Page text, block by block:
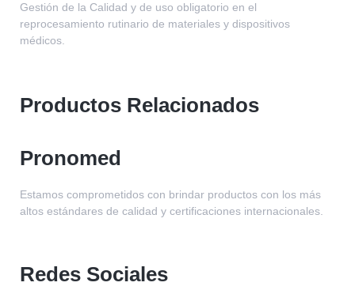
Gestión de la Calidad y de uso obligatorio en el
reprocesamiento rutinario de materiales y dispositivos
médicos.
Productos Relacionados
Pronomed
Estamos comprometidos con brindar productos con los más
altos estándares de calidad y certificaciones internacionales.
Redes Sociales